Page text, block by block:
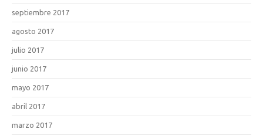
septiembre 2017
agosto 2017
julio 2017
junio 2017
mayo 2017
abril 2017
marzo 2017